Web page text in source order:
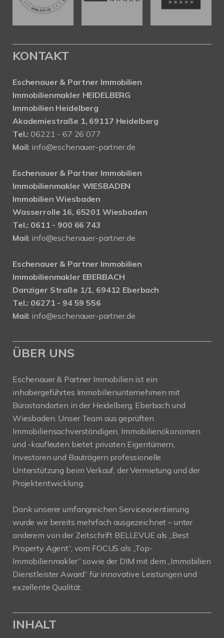
KONTAKT
Eschenauer & Partner Immobilien
Immobilienmakler HEIDELBERG
Immobilien Heidelberg
Akademiestraße 1, 69117 Heidelberg
Tel.:06221 - 67 26 077
Mail: info@eschenauer-partner.de
Eschenauer & Partner Immobilien
Immobilienmakler WIESBADEN
Immobilien Wiesbaden
Wasserrolle 16, 65201 Wiesbaden
Tel.: 0611 - 900 66 743
Mail: info@eschenauer-partner.de
Eschenauer & Partner Immobilien
Immobilienmakler EBERBACH
Danziger Straße 1/1, 69412 Eberbach
Tel.: 06271 - 94 59 556
Mail: info@eschenauer-partner.de
ÜBER UNS
Eschenauer & Partner Immobilien ist ein
inhabergeführtes Immobilienunternehmen mit
Bürostandorten in der Heidelberg, Eberbach und
Wiesbaden. Unser Team aus geprüften
Immobiliensachverständigen, Immobilienökonomen
und -kaufleuten bietet privaten Eigentümern,
Investoren und Bauträgern professionelle
Unterstützung beim Verkauf, der Vermietung und der
Projektentwicklung.
Dank unserer umfangreichen Serviceorientierung
wurde wir bereits mehrfach ausgezeichnet – unter
anderem von der Zeitschrift BELLEVUE als „Best
Property Agent“, vom FOCUS als „Top-
Immobilienmakler“ sowie der DIM mit dem „Immobilien
Dienstleister Award“ für innovative Leistungen und
exzellente Qualität.
INHALT